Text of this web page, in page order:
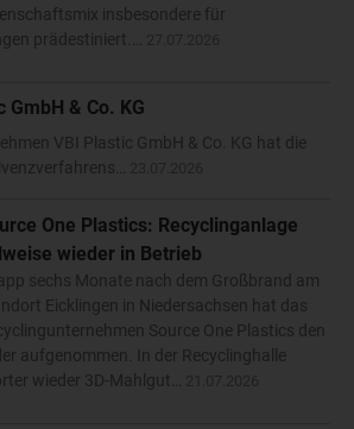
insbesondere für
prädestiniert.…
& Co. KG
VBI Plastic GmbH & Co. KG hat die
One Plastics: Recyclinganlage
wieder in Betrieb
sechs Monate nach dem Großbrand am
Eicklingen in Niedersachsen hat das
Source One Plastics den
aufgenommen. In der Recyclinghalle
wieder 3D-Mahlgut…